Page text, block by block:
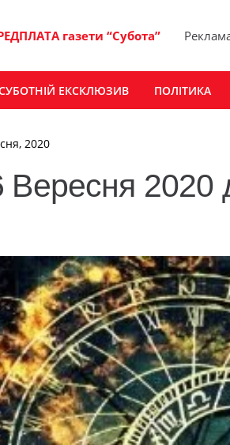
газети “Субота”
ЕКСКЛЮЗИВ ПОЛІТИКА
2020
2020